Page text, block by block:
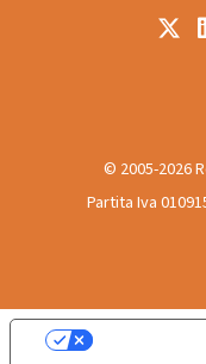
© 2005-2026
Partita Iva
Le tue